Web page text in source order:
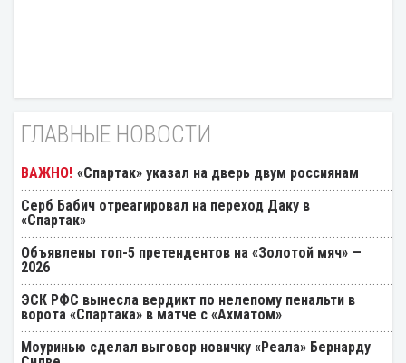
ГЛАВНЫЕ НОВОСТИ
«Спартак» указал на дверь двум россиянам
Серб Бабич отреагировал на переход Даку в
«Спартак»
Объявлены топ-5 претендентов на «Золотой мяч» —
2026
ЭСК РФС вынесла вердикт по нелепому пенальти в
ворота «Спартака» в матче с «Ахматом»
Моуринью сделал выговор новичку «Реала» Бернарду